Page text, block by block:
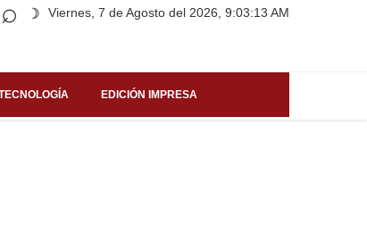
Viernes, 7 de Agosto del 2026, 9:03:13 AM
⌕ ☽
EDICIÓN IMPRESA